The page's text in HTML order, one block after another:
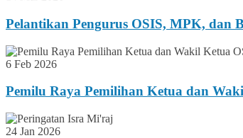
Pelantikan Pengurus OSIS, MPK, dan
6 Feb 2026
Pemilu Raya Pemilihan Ketua dan
24 Jan 2026